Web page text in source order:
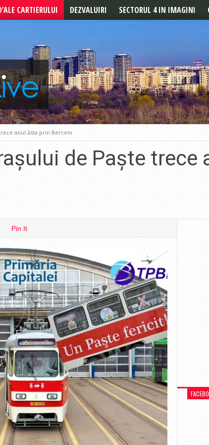
CARTIERULUI
DE LA CITITORI
DEZVALUIRI SECTORUL 4 IN IMAGINI
anul ăsta prin Berceni
de Paște trece
Pin It